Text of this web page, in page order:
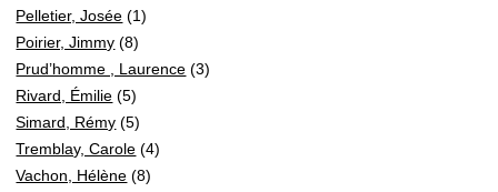
Pelletier, Josée (1)
Poirier, Jimmy (8)
Prud’homme , Laurence (3)
Rivard, Émilie (5)
Simard, Rémy (5)
Tremblay, Carole (4)
Vachon, Hélène (8)